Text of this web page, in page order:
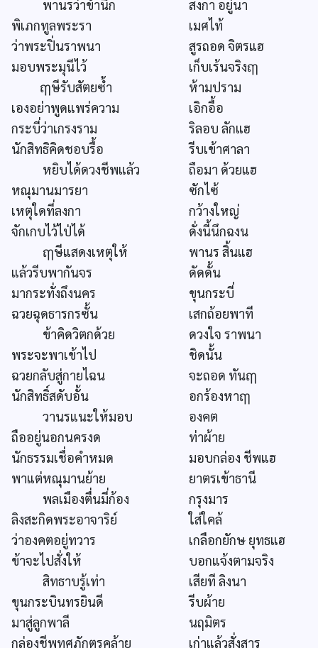
พานรว่าข้านึก
สงกา อยู่นา
พิเภกทูลพระรา
เมศไท้
ว่าพระปิ่นราพนา
สูรถอด จิตรแฮ
มอบพระมุนีไว้
เก็บเร้นจริงฤๅ
ฤๅษีรับสัตยซ้ำ
ห้ามปราม
เองอย่าพูดแพร่ความ
เอิกอื้อ
กระบี่ว่าเกรงราม
ริลอบ ลักแฮ
นักสิทธิคิดชอบรื้อ
รีบเข้าศาลา
หยิบได้ดวงชีพแล้ว
ถือมา ด้วยแฮ
หณุมานมารยา
ซักไซ้
เหตุใดที่ลงกา
กว้างใหญ่
จักเกบไว้ไป่ได้
ดั่งนี้นึกฉงน
ฤๅษีแสดงเหตุให้
พานร สิ้นแฮ
แล้วรีบพากันจร
ดัดดั้น
มากระทั่งถึงนคร
ขุนกระบี่
ฉวยฉุดธารกรซั้น
เสกถ้อยพาที
ข้าคิดวิตกด้วย
ดวงใจ ราพนา
พระจะพาเข้าไป
ชิดนั้น
ฉวยกลับสู่กายไฉน
จะถอด ทันฤๅ
นักสิทธิ์สดับอั้น
อกร้องหาฤๅ
วานรแนะให้มอบ
องคต
ถืออยู่นอกนครงด
ท่าผ้าย
นักธรรมเชื่อคำหมด
มอบกล่อง ชีพแฮ
พาแต่หณุมานย้าย
ยาตรเข้าธานี
พลเมืองตื่นมี่ก้อง
กรุงมาร
ลิงสะกิดพระอาจาริย์
ใส่ใคล้
ว่าองคตอยู่ทวาร
เกลือกยักษ ยุทธแฮ
ข้าจะไปสั่งให้
บอกแจ้งตามจริง
สิทธาบรู้เท่า
เสียที ลิงนา
ขุนกระบินทรยินดี
รีบผ้าย
มาสู่ลูกพาลี
นฤมิตร
กล่องชีพทศภักตรคล้าย
เก่าแล้วสั่งสาร